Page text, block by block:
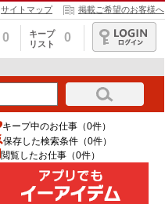
サイトマップ 掲載ご希望のお客様へ
0
キープ
リスト
0
ログイン
キープ中のお仕事（0件）
保存した検索条件（0件）
閲覧したお仕事（0件）